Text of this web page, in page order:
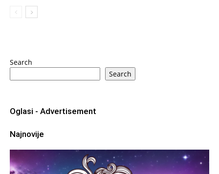
Search
Search
Oglasi - Advertisement
Najnovije